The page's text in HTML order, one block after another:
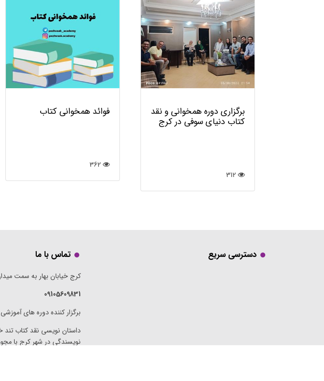
برگزاری دوره همخوانی و نقد
کتاب دنیای سوفی در کرج
فوائد همخوانی کتاب
دسترسی سریع تماس با ما
کرج خیابان بهار به سمت
09105609831
برگزار کننده دوره های
داستان نویسی نقد کتاب
نویسندگی در شهر کرج با